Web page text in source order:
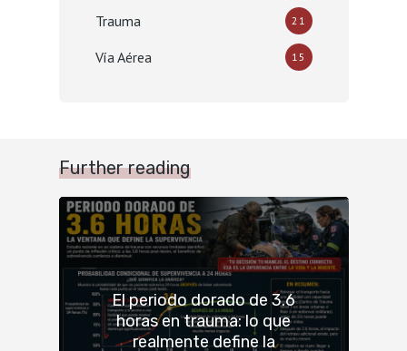
Trauma 21
Vía Aérea 15
Further reading
El periodo dorado de 3.6
horas en trauma: lo que
realmente define la